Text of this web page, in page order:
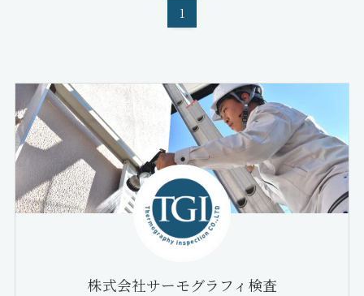
1
株式会社サーモグラフィ検査